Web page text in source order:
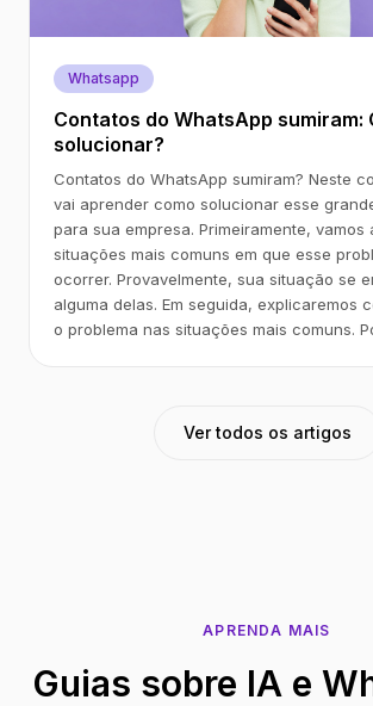
Whatsapp
Contatos do WhatsApp sumiram:
solucionar?
Contatos do WhatsApp sumiram? Neste
vai aprender como solucionar esse
para sua empresa. Primeiramente, vamos
situações mais comuns em que esse
ocorrer. Provavelmente, sua situação se
alguma delas. Em seguida, explicaremos
o problema nas situações mais comuns.
Ver todos os artigos
APRENDA MAIS
Guias sobre IA e